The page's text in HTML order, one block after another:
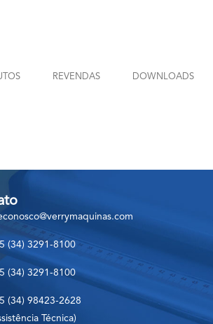
REVENDAS DOWNLOADS
(34) 3291-8100
(34) 3291-8100
(34) 98423-2628
Técnica)